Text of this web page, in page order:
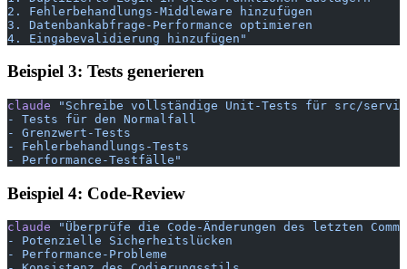
2. Fehlerbehandlungs-Middleware hinzufügen
3. Datenbankabfrage-Performance optimieren
4. Eingabevalidierung hinzufügen"
Beispiel 3: Tests generieren
claude "Schreibe vollständige Unit-Tests für src/
- Tests für den Normalfall
- Grenzwert-Tests
- Fehlerbehandlungs-Tests
- Performance-Testfälle"
Beispiel 4: Code-Review
claude "Überprüfe die Code-Änderungen des letzten
- Potenzielle Sicherheitslücken
- Performance-Probleme